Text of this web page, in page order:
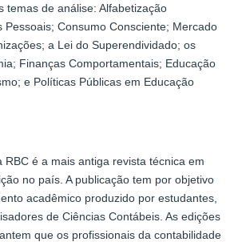
temas de análise: Alfabetização
Pessoais; Consumo Consciente; Mercado
a Lei do Superendividado; os
Finanças Comportamentais; Educação
e Políticas Públicas em Educação
RBC é a mais antiga revista técnica em
no país. A publicação tem por objetivo
acadêmico produzido por estudantes,
de Ciências Contábeis. As edições
que os profissionais da contabilidade